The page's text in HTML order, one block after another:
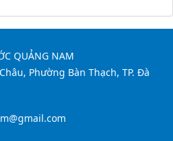
QUẢNG NAM
Phường Bàn Thạch, TP. Đà